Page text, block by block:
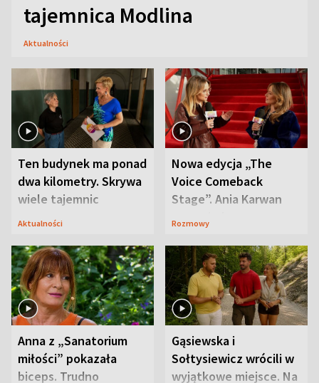
tajemnica Modlina
Aktualności
Ten budynek ma ponad
dwa kilometry. Skrywa
wiele tajemnic
Aktualności
Nowa edycja „The
Voice Comeback
Stage”. Ania Karwan
zapowiada
Rozmowy
Anna z „Sanatorium
miłości” pokazała
biceps. Trudno
Gąsiewska i
Sołtysiewicz wrócili w
wyjątkowe miejsce. Na